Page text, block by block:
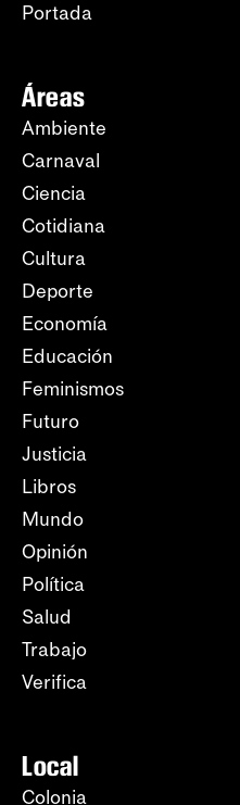
Portada
Áreas
Ambiente
Carnaval
Ciencia
Cotidiana
Cultura
Deporte
Economía
Educación
Feminismos
Futuro
Justicia
Libros
Mundo
Opinión
Política
Salud
Trabajo
Verifica
Local
Colonia